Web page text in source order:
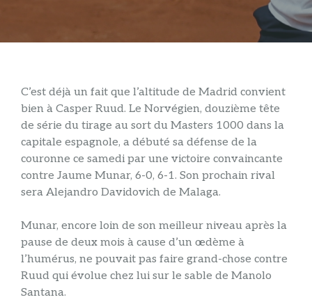
C’est déjà un fait que l’altitude de Madrid convient
bien à Casper Ruud. Le Norvégien, douzième tête
de série du tirage au sort du Masters 1000 dans la
capitale espagnole, a débuté sa défense de la
couronne ce samedi par une victoire convaincante
contre Jaume Munar, 6-0, 6-1. Son prochain rival
sera Alejandro Davidovich de Malaga.
Munar, encore loin de son meilleur niveau après la
pause de deux mois à cause d’un œdème à
l’humérus, ne pouvait pas faire grand-chose contre
Ruud qui évolue chez lui sur le sable de Manolo
Santana.